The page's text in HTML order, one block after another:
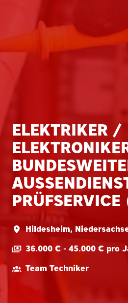
ELEKTRIKER /
RÜFSERVICE
Hildesheim,
36.000 € - 45.000 € pro
Team Techniker